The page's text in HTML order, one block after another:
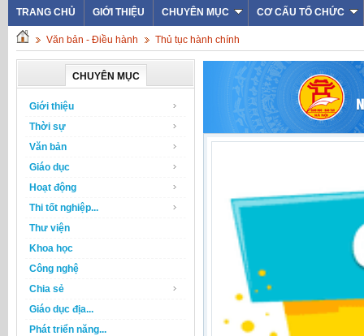
TRANG CHỦ GIỚI THIỆU CHUYÊN MỤC CƠ CẤU TỔ CHỨC
Văn bản - Điều hành Thủ tục hành chính
CHUYÊN MỤC
Giới thiệu
Thời sự
Văn bản
Giáo dục
Hoạt động
Thi tốt nghiệp...
Thư viện
Khoa học
Công nghệ
Chia sẻ
Giáo dục địa...
Phát triển năng...